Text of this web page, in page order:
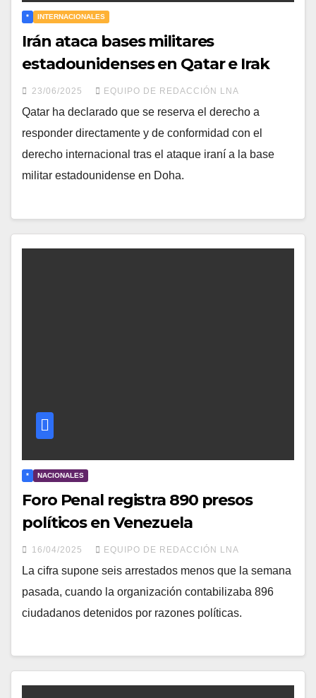
* INTERNACIONALES
Irán ataca bases militares
estadounidenses en Qatar e Irak
23/06/2025 EQUIPO DE REDACCIÓN LNA
Qatar ha declarado que se reserva el derecho a
responder directamente y de conformidad con el
derecho internacional tras el ataque iraní a la base
militar estadounidense en Doha.
* NACIONALES
Foro Penal registra 890 presos
políticos en Venezuela
16/04/2025 EQUIPO DE REDACCIÓN LNA
La cifra supone seis arrestados menos que la semana
pasada, cuando la organización contabilizaba 896
ciudadanos detenidos por razones políticas.